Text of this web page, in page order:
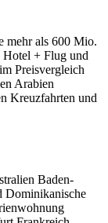
mehr als 600 Mio.
Hotel + Flug und
Preisvergleich
Arabien
Kreuzfahrten und
Baden-
Dominikanische